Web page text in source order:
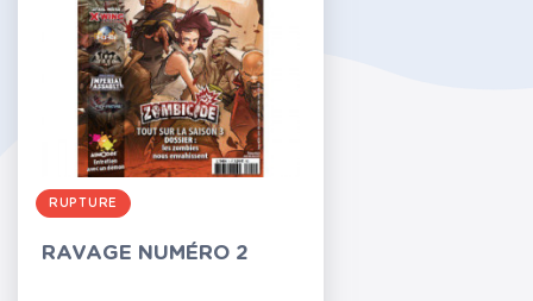
RUPTURE
RAVAGE NUMÉRO 2